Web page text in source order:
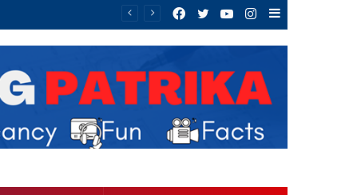
Sidebar
Instagram
YouTube
Twitter
Facebook